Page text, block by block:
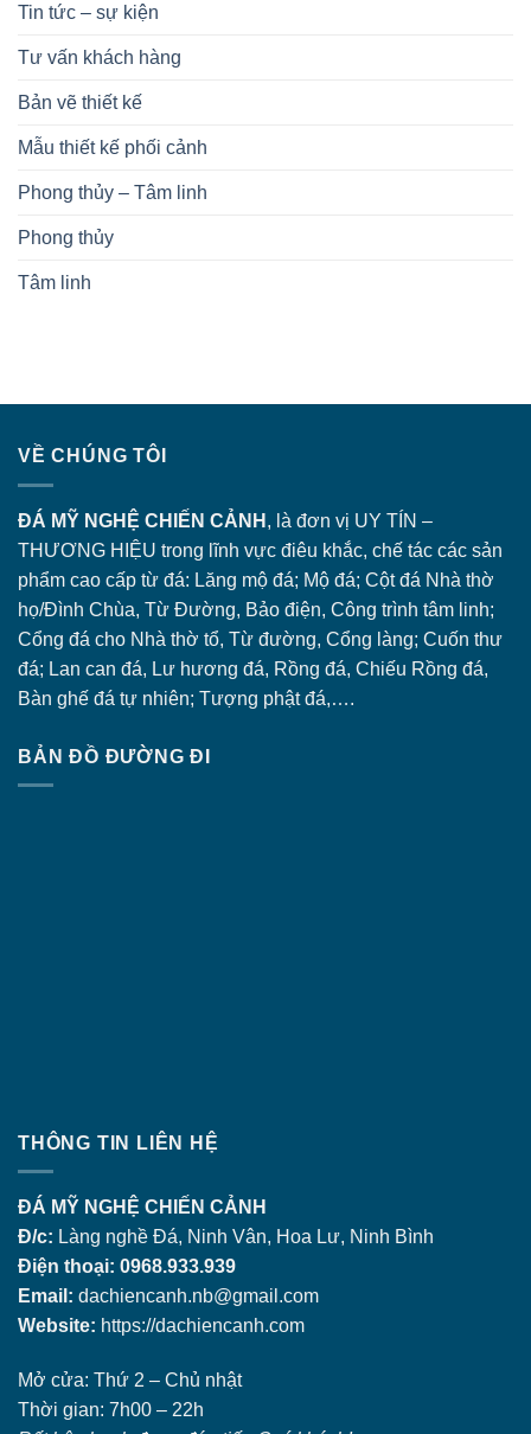
Tin tức – sự kiện
Tư vấn khách hàng
Bản vẽ thiết kế
Mẫu thiết kế phối cảnh
Phong thủy – Tâm linh
Phong thủy
Tâm linh
VỀ CHÚNG TÔI
ĐÁ MỸ NGHỆ CHIẾN CẢNH , là đơn vị UY TÍN –
THƯƠNG HIỆU trong lĩnh vực điêu khắc, chế tác các sản
phẩm cao cấp từ đá: Lăng mộ đá; Mộ đá; Cột đá Nhà thờ
họ/Đình Chùa, Từ Đường, Bảo điện, Công trình tâm linh;
Cổng đá cho Nhà thờ tổ, Từ đường, Cổng làng; Cuốn thư
đá; Lan can đá, Lư hương đá, Rồng đá, Chiếu Rồng đá,
Bàn ghế đá tự nhiên; Tượng phật đá,….
BẢN ĐỒ ĐƯỜNG ĐI
THÔNG TIN LIÊN HỆ
ĐÁ MỸ NGHỆ CHIẾN CẢNH
Đ/c: Làng nghề Đá, Ninh Vân, Hoa Lư, Ninh Bình
Điện thoại: 0968.933.939
Email: dachiencanh.nb@gmail.com
Website: https://dachiencanh.com
Mở cửa: Thứ 2 – Chủ nhật
Thời gian: 7h00 – 22h